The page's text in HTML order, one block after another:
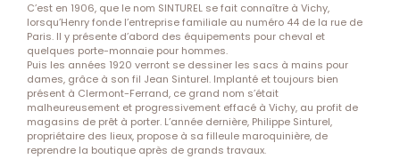
C’est en 1906, que le nom SINTUREL se fait connaître à Vichy,
lorsqu’Henry fonde l’entreprise familiale au numéro 44 de la rue de
Paris. Il y présente d’abord des équipements pour cheval et
quelques porte-monnaie pour hommes.
Puis les années 1920 verront se dessiner les sacs à mains pour
dames, grâce à son fil Jean Sinturel. Implanté et toujours bien
présent à Clermont-Ferrand, ce grand nom s’était
malheureusement et progressivement effacé à Vichy, au profit de
magasins de prêt à porter. L’année dernière, Philippe Sinturel,
propriétaire des lieux, propose à sa filleule maroquinière, de
reprendre la boutique après de grands travaux.